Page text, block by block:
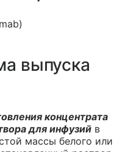
выпуска
концентрата
для инфузий в
массы белого или